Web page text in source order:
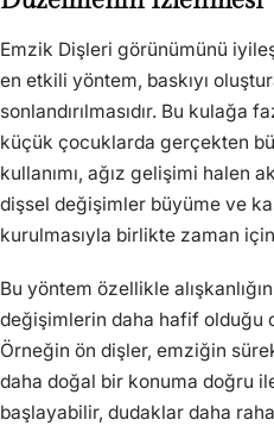
Emzik Dişleri görünümünü
en etkili yöntem, baskıyı
sonlandırılmasıdır. Bu kulağa
küçük çocuklarda gerçekten
kullanımı, ağız gelişimi halen
dişsel değişimler büyüme ve
kurulmasıyla birlikte zaman
Bu yöntem özellikle
değişimlerin daha hafif olduğu
Örneğin ön dişler, emziğin
daha doğal bir konuma doğru
başlayabilir, dudaklar daha